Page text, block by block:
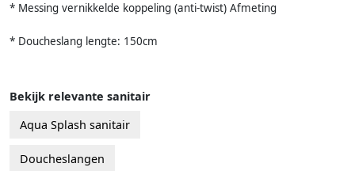
* Messing vernikkelde koppeling (anti-twist) Afmeting
* Doucheslang lengte: 150cm
Bekijk relevante sanitair
Aqua Splash sanitair
Doucheslangen